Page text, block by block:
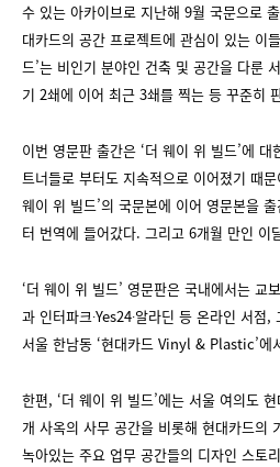
수 있는 아카이브로 지난해 9월 국문으로
대카드의 공간 프로젝트에 관심이 있는 이
드’는 비인기 분야인 건축 및 공간을 다룬
기 2쇄에 이어 최근 3쇄를 찍는 등 꾸준히
이번 영문판 출간은 ‘더 웨이 위 빌드’에
트너들로 부터도 지속적으로 이어졌기 때
웨이 위 빌드’의 국문본에 이어 영문본을
터 번역에 들어갔다. 그리고 6개월 만인 이
‘더 웨이 위 빌드’ 영문판은 국내에서는 교
과 인터파크∙Yes24∙알라딘 등 온라인 서점
서울 한남동 ‘현대카드 Vinyl & Plastic’에
한편, ‘더 웨이 위 빌드’에는 서울 여의도
개 사옥의 사무 공간을 비롯해 현대카드의
녹아있는 주요 업무 공간들의 디자인 스토